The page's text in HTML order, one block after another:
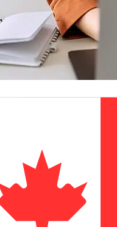
SEB SEK till
överföringar
varierar beroende på
transaktionstid.
1 till 5
och
Kontrollera
BANKEN AB: